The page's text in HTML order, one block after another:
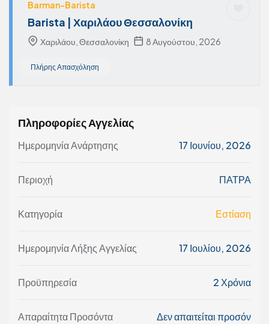
Barman-Barista
Barista | Χαριλάου Θεσσαλονίκη
Χαριλάου, Θεσσαλονίκη 8 Αυγούστου, 2026
Πλήρης Απασχόληση
Πληροφορίες Αγγελίας
Ημερομηνία Ανάρτησης 17 Ιουνίου, 2026
Περιοχή ΠΑΤΡΑ
Κατηγορία Εστίαση
Ημερομηνία Λήξης Αγγελίας 17 Ιουλίου, 2026
Προϋπηρεσία 2 Χρόνια
Απαραίτητα Προσόντα Δεν απαιτείται προσόν